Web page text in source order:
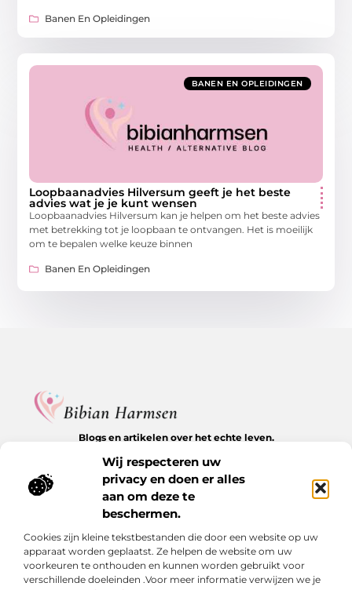
Wij respecteren uw
privacy en doen er alles
aan om deze te
beschermen.
Cookies zijn kleine tekstbestanden die door een website op uw
apparaat worden geplaatst. Ze helpen de website om uw
voorkeuren te onthouden en kunnen worden gebruikt voor
verschillende doeleinden .Voor meer informatie verwijzen we je
Banen En Opleidingen
BANEN EN OPLEIDINGEN
Loopbaanadvies Hilversum geeft je het beste
advies wat je je kunt wensen
Loopbaanadvies Hilversum kan je helpen om het beste advies
met betrekking tot je loopbaan te ontvangen. Het is moeilijk
om te bepalen welke keuze binnen
Banen En Opleidingen
Blogs en artikelen over het echte leven.
waardevolle inzichten op BibianHarmsen.nl.
Bericht categorie
Onze informatie